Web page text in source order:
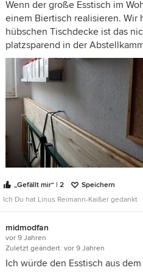
Den Finger in das Schlafzimmer
ich vom Bett aus?
Aufstehen und (mit dem Finger)
viele Ecken muss ich gehen? an
sehe ich draussen (überall dort,
Licht hätte ich gerne dafür (bitte
Lichtes: Flutlicht,
Nehmen Sie sich die Zeit, die
durchzuspielen. Fühlen Sie die
Unterschied, ob man sagt: "ich
wach werden muss, den
wieder umdreht, die Augen
zurückschlägt, die Beine aus
einen kalten Laminatboden
Teppich? oder Naturholz?
dem Weg ins Bad?
Wenn der große Esstisch im
einem Biertisch realisieren.
hübschen Tischdecke ist das
platzsparend in der
„Gefällt mir“ | 2
Speichern
Ich Du hat Linus Reimann-Kaißer gedankt
midmodfan
vor 9 Jahren
Zuletzt geändert: vor 9 Jahren
Ich würde den Esstisch aus